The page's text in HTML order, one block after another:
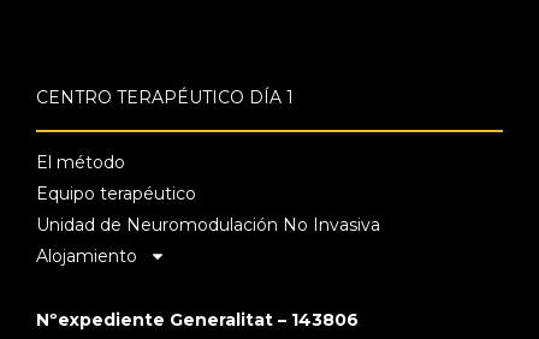
CENTRO TERAPÉUTICO DÍA 1
El método
Equipo terapéutico
Unidad de Neuromodulación No Invasiva
Alojamiento
Nºexpediente Generalitat – 143806